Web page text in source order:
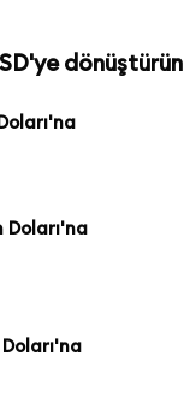
dönüştürün
Doları'na